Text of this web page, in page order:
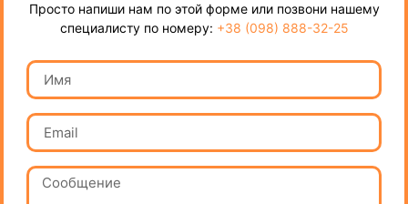
Просто напиши нам по этой форме или позвони нашему
специалисту по номеру: +38 (098) 888-32-25